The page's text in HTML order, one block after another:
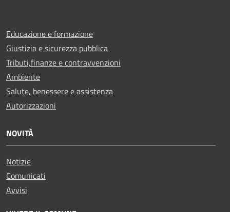
Educazione e formazione
Giustizia e sicurezza pubblica
Tributi,finanze e contravvenzioni
Ambiente
Salute, benessere e assistenza
Autorizzazioni
NOVITÀ
Notizie
Comunicati
Avvisi